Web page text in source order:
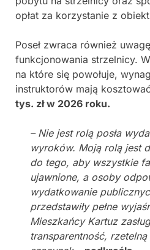
opłat za korzystanie z
Poseł zwraca również
funkcjonowania strzelnicy.
na które się powołuje,
instruktorów mają
tys. zł w 2026 roku.
– Nie jest rolą posła
wyroków. Moją rolą jest
do tego, aby wszystkie
ujawnione, a osoby
wydatkowanie
przedstawiły pełne
Mieszkańcy Kartuz
transparentność,